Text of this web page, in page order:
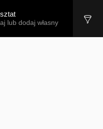
lub dodaj własny